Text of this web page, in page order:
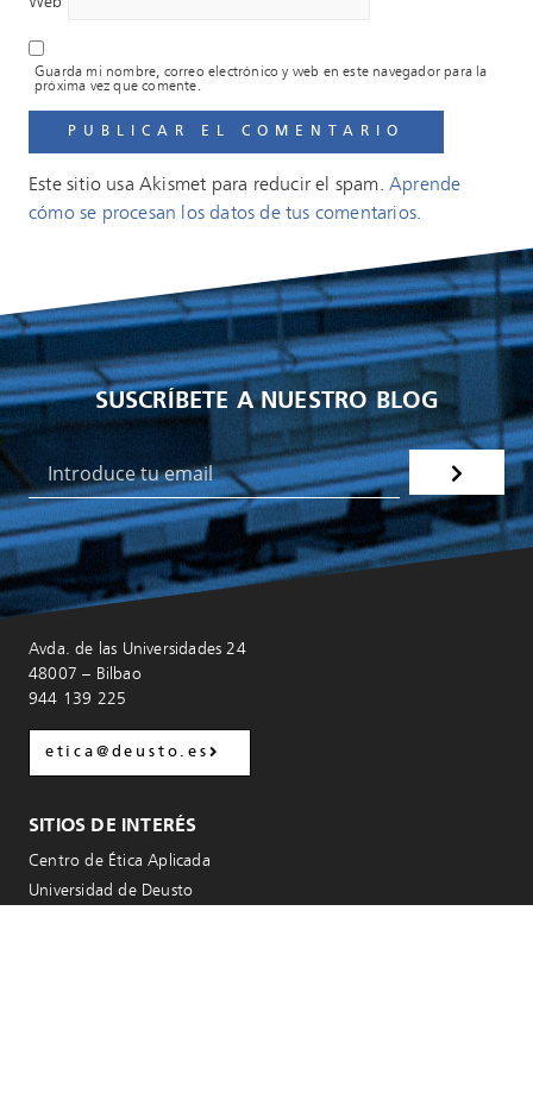
Guarda mi nombre, correo electrónico y web en este navegador para la
próxima vez que comente.
Este sitio usa Akismet para reducir el spam. Aprende
cómo se procesan los datos de tus comentarios.
SUSCRÍBETE A NUESTRO BLOG
Avda. de las Universidades 24
48007 – Bilbao
944 139 225
etica@deusto.es
SITIOS DE INTERÉS
Centro de Ética Aplicada
Universidad de Deusto